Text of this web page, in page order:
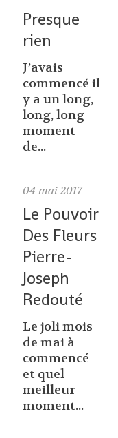
Presque
rien
J’avais
commencé il
y a un long,
long, long
moment
de...
04 mai 2017
Le Pouvoir
Des Fleurs
Pierre-
Joseph
Redouté
Le joli mois
de mai à
commencé
et quel
meilleur
moment...